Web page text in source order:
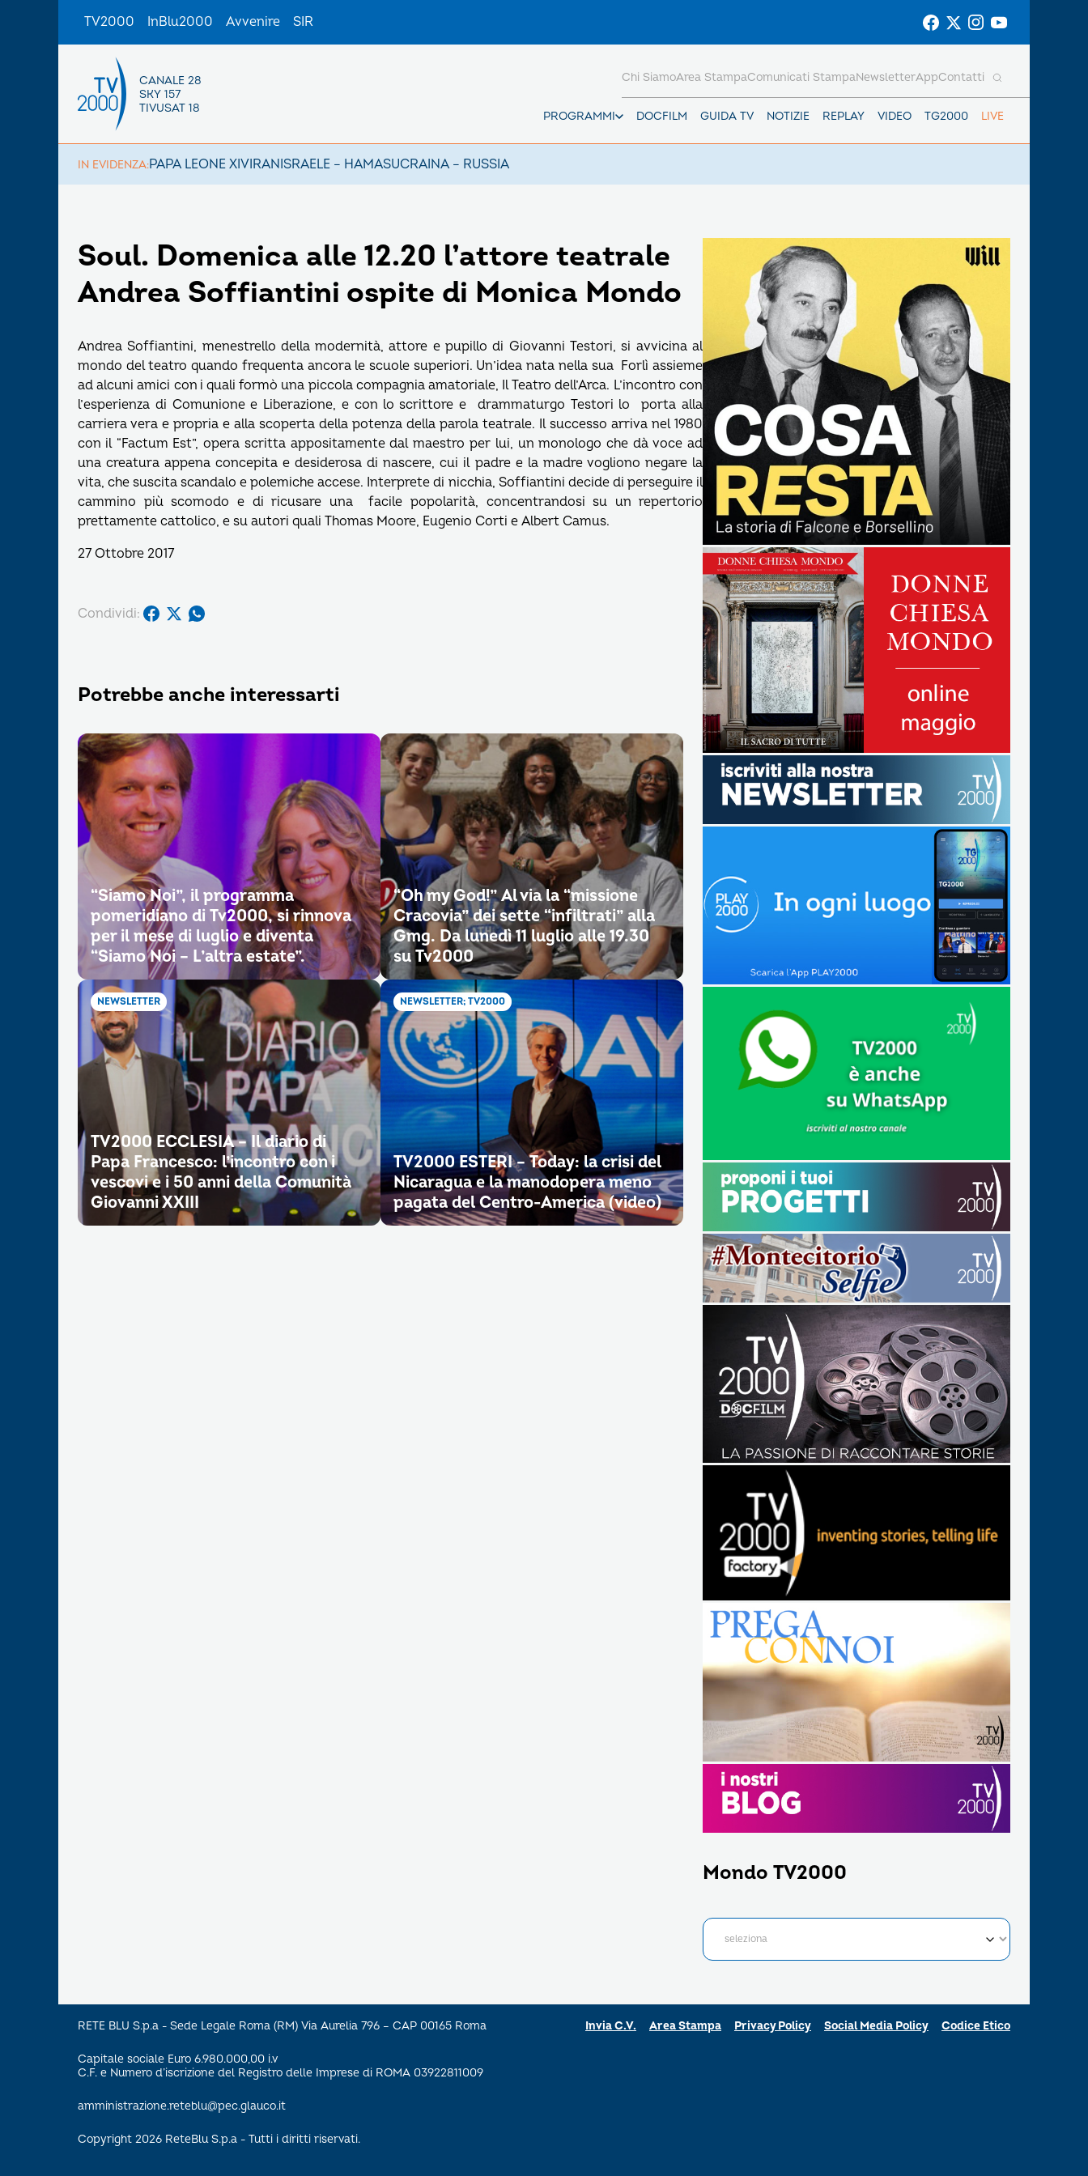
TV2000 InBlu2000 Avvenire SIR
CANALE 28
SKY 157
TIVUSAT 18
PROGRAMMI DOCFILM GUIDA TV NOTIZIE REPLAY VIDEO TG2000 LIVE
Chi SiamoArea StampaComunicati StampaNewsletterAppContatti
IN EVIDENZA:PAPA LEONE XIVIRANISRAELE – HAMASUCRAINA – RUSSIA
Soul. Domenica alle 12.20 l’attore teatrale
Andrea Soffiantini ospite di Monica Mondo
Andrea Soffiantini, menestrello della modernità, attore e pupillo di Giovanni Testori, si avvicina al
mondo del teatro quando frequenta ancora le scuole superiori. Un’idea nata nella sua Forlì assieme
ad alcuni amici con i quali formò una piccola compagnia amatoriale, Il Teatro dell’Arca. L’incontro con
l’esperienza di Comunione e Liberazione, e con lo scrittore e drammaturgo Testori lo porta alla
carriera vera e propria e alla scoperta della potenza della parola teatrale. Il successo arriva nel 1980
con il “Factum Est”, opera scritta appositamente dal maestro per lui, un monologo che dà voce ad
una creatura appena concepita e desiderosa di nascere, cui il padre e la madre vogliono negare la
vita, che suscita scandalo e polemiche accese. Interprete di nicchia, Soffiantini decide di perseguire il
cammino più scomodo e di ricusare una facile popolarità, concentrandosi su un repertorio
prettamente cattolico, e su autori quali Thomas Moore, Eugenio Corti e Albert Camus.
27 Ottobre 2017
Condividi:
Potrebbe anche interessarti
“Siamo Noi”, il programma
pomeridiano di Tv2000, si rinnova
per il mese di luglio e diventa
“Siamo Noi – L’altra estate”.
“Oh my God!” Al via la “missione
Cracovia” dei sette “infiltrati” alla
Gmg. Da lunedì 11 luglio alle 19.30
su Tv2000
NEWSLETTER
TV2000 ECCLESIA – Il diario di
Papa Francesco: l’incontro con i
vescovi e i 50 anni della Comunità
Giovanni XXIII
NEWSLETTER; TV2000
TV2000 ESTERI – Today: la crisi del
Nicaragua e la manodopera meno
pagata del Centro-America (video)
Mondo TV2000
RETE BLU S.p.a - Sede Legale Roma (RM) Via Aurelia 796 – CAP 00165 Roma
Capitale sociale Euro 6.980.000,00 i.v
C.F. e Numero d’iscrizione del Registro delle Imprese di ROMA 03922811009
amministrazione.reteblu@pec.glauco.it
Copyright 2026 ReteBlu S.p.a - Tutti i diritti riservati.
Invia C.V. Area Stampa Privacy Policy Social Media Policy Codice Etico